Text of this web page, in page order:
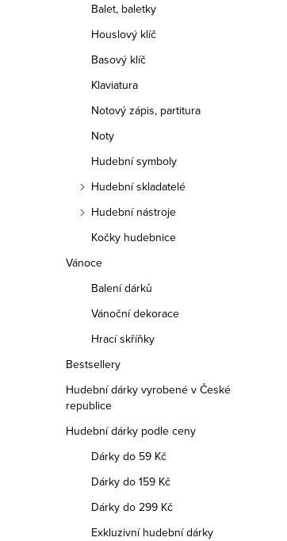
Balet, baletky
Houslový klíč
Basový klíč
Klaviatura
Notový zápis, partitura
Noty
Hudební symboly
Hudební skladatelé
Hudební nástroje
Kočky hudebnice
Vánoce
Balení dárků
Vánoční dekorace
Hrací skříňky
Bestsellery
Hudební dárky vyrobené v České
republice
Hudební dárky podle ceny
Dárky do 59 Kč
Dárky do 159 Kč
Dárky do 299 Kč
Exkluzivní hudební dárky